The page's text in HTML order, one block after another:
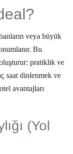
veya büyük
Bu
pratiklik ve
saat dinlenmek ve
avantajları
(Yol